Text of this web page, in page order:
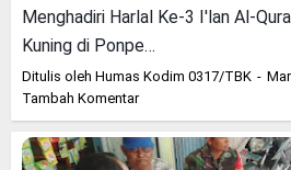
Menghadiri Harlal Ke-3 I'lan Al-
Kuning di Ponpe…
Ditulis oleh Humas Kodim 0317/TBK
Tambah Komentar